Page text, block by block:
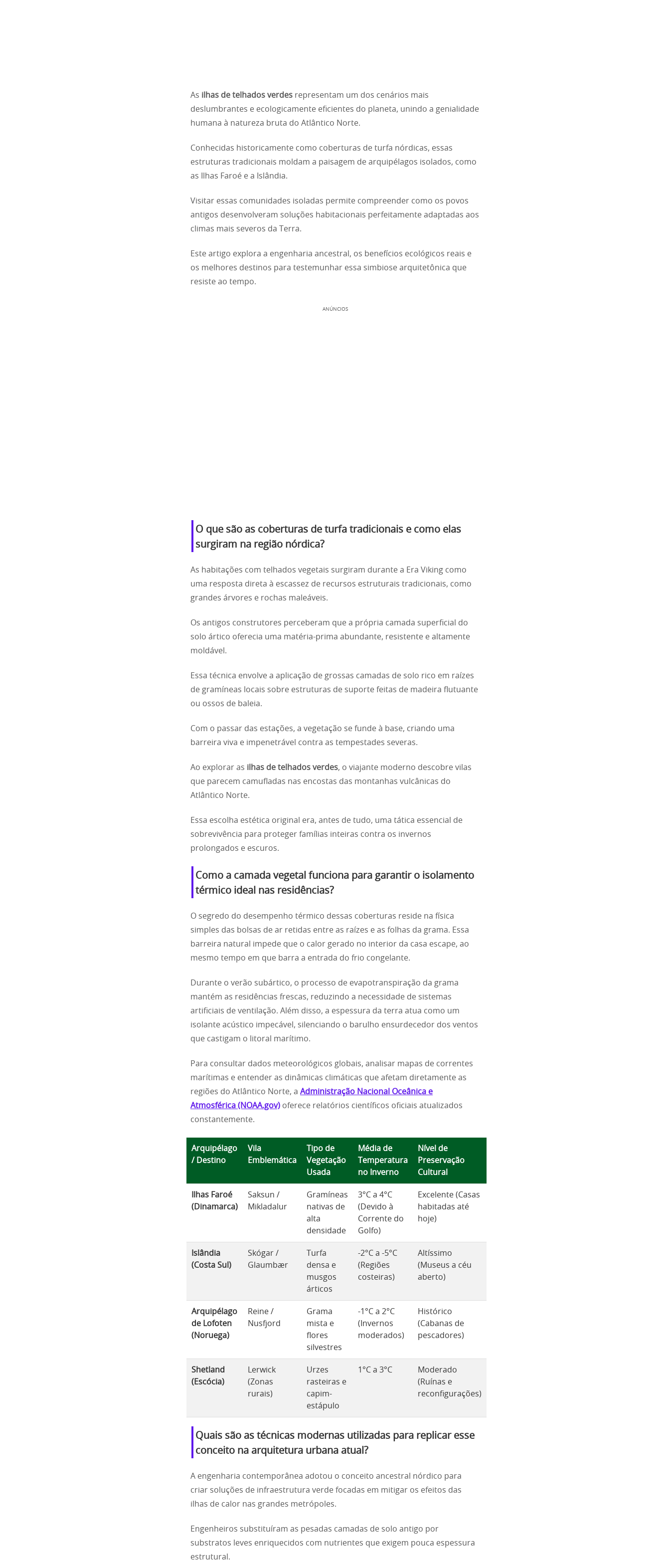
As ilhas de telhados verdes representam um dos cenários mais
deslumbrantes e ecologicamente eficientes do planeta, unindo a genialidade
humana à natureza bruta do Atlântico Norte.
Conhecidas historicamente como coberturas de turfa nórdicas, essas
estruturas tradicionais moldam a paisagem de arquipélagos isolados, como
as Ilhas Faroé e a Islândia.
Visitar essas comunidades isoladas permite compreender como os povos
antigos desenvolveram soluções habitacionais perfeitamente adaptadas aos
climas mais severos da Terra.
Este artigo explora a engenharia ancestral, os benefícios ecológicos reais e
os melhores destinos para testemunhar essa simbiose arquitetônica que
resiste ao tempo.
ANÚNCIOS
O que são as coberturas de turfa tradicionais e como elas
surgiram na região nórdica?
As habitações com telhados vegetais surgiram durante a Era Viking como
uma resposta direta à escassez de recursos estruturais tradicionais, como
grandes árvores e rochas maleáveis.
Os antigos construtores perceberam que a própria camada superficial do
solo ártico oferecia uma matéria-prima abundante, resistente e altamente
moldável.
Essa técnica envolve a aplicação de grossas camadas de solo rico em raízes
de gramíneas locais sobre estruturas de suporte feitas de madeira flutuante
ou ossos de baleia.
Com o passar das estações, a vegetação se funde à base, criando uma
barreira viva e impenetrável contra as tempestades severas.
Ao explorar as ilhas de telhados verdes, o viajante moderno descobre vilas
que parecem camufladas nas encostas das montanhas vulcânicas do
Atlântico Norte.
Essa escolha estética original era, antes de tudo, uma tática essencial de
sobrevivência para proteger famílias inteiras contra os invernos
prolongados e escuros.
Como a camada vegetal funciona para garantir o isolamento
térmico ideal nas residências?
O segredo do desempenho térmico dessas coberturas reside na física
simples das bolsas de ar retidas entre as raízes e as folhas da grama. Essa
barreira natural impede que o calor gerado no interior da casa escape, ao
mesmo tempo em que barra a entrada do frio congelante.
Durante o verão subártico, o processo de evapotranspiração da grama
mantém as residências frescas, reduzindo a necessidade de sistemas
artificiais de ventilação. Além disso, a espessura da terra atua como um
isolante acústico impecável, silenciando o barulho ensurdecedor dos ventos
que castigam o litoral marítimo.
Para consultar dados meteorológicos globais, analisar mapas de correntes
marítimas e entender as dinâmicas climáticas que afetam diretamente as
regiões do Atlântico Norte, a Administração Nacional Oceânica e
Atmosférica (NOAA.gov) oferece relatórios científicos oficiais atualizados
constantemente.
Arquipélago
/ Destino
Vila
Emblemática
Tipo de
Vegetação
Usada
Média de
Temperatura
no Inverno
Nível de
Preservação
Cultural
Ilhas Faroé
(Dinamarca)
Saksun /
Mikladalur
Gramíneas
nativas de
alta
densidade
3°C a 4°C
(Devido à
Corrente do
Golfo)
Excelente (Casas
habitadas até
hoje)
Islândia
(Costa Sul)
Skógar /
Glaumbær
Turfa
densa e
musgos
árticos
-2°C a -5°C
(Regiões
costeiras)
Altíssimo
(Museus a céu
aberto)
Arquipélago
de Lofoten
(Noruega)
Reine /
Nusfjord
Grama
mista e
flores
silvestres
-1°C a 2°C
(Invernos
moderados)
Histórico
(Cabanas de
pescadores)
Shetland
(Escócia)
Lerwick
(Zonas
rurais)
Urzes
rasteiras e
capim-
estápulo
1°C a 3°C
Moderado
(Ruínas e
reconfigurações)
Quais são as técnicas modernas utilizadas para replicar esse
conceito na arquitetura urbana atual?
A engenharia contemporânea adotou o conceito ancestral nórdico para
criar soluções de infraestrutura verde focadas em mitigar os efeitos das
ilhas de calor nas grandes metrópoles.
Engenheiros substituíram as pesadas camadas de solo antigo por
substratos leves enriquecidos com nutrientes que exigem pouca espessura
estrutural.